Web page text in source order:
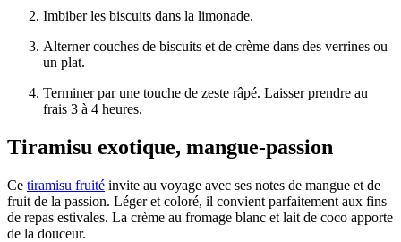
Imbiber les biscuits dans la limonade.
Alterner couches de biscuits et de crème dans des verrines ou
un plat.
Terminer par une touche de zeste râpé. Laisser prendre au
frais 3 à 4 heures.
Tiramisu exotique, mangue-passion
Ce tiramisu fruité invite au voyage avec ses notes de mangue et de
fruit de la passion. Léger et coloré, il convient parfaitement aux fins
de repas estivales. La crème au fromage blanc et lait de coco apporte
de la douceur.